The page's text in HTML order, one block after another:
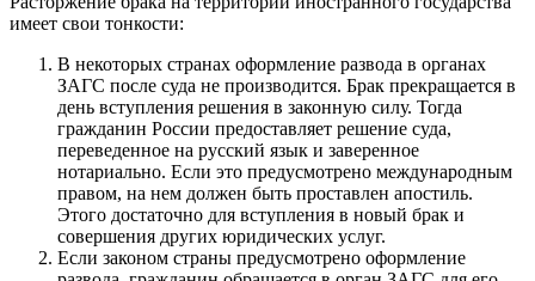
имеет свои тонкости:
В некоторых странах оформление развода в органах
ЗАГС после суда не производится. Брак прекращается в
день вступления решения в законную силу. Тогда
гражданин России предоставляет решение суда,
переведенное на русский язык и заверенное
нотариально. Если это предусмотрено международным
правом, на нем должен быть проставлен апостиль.
Этого достаточно для вступления в новый брак и
совершения других юридических услуг.
Если законом страны предусмотрено оформление